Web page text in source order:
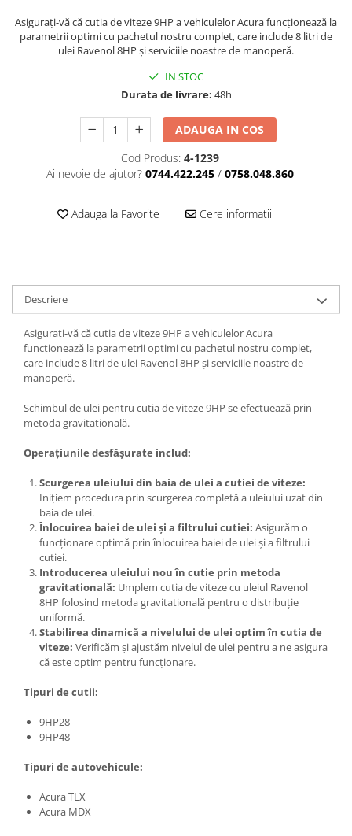
Asigurați-vă că cutia de viteze 9HP a vehiculelor Acura funcționează la
parametrii optimi cu pachetul nostru complet, care include 8 litri de
ulei Ravenol 8HP și serviciile noastre de manoperă.
IN STOC
Durata de livrare: 48h
ADAUGA IN COS
Cod Produs: 4-1239
Ai nevoie de ajutor? 0744.422.245 / 0758.048.860
Adauga la Favorite Cere informatii
Descriere
Asigurați-vă că cutia de viteze 9HP a vehiculelor Acura
funcționează la parametrii optimi cu pachetul nostru complet,
care include 8 litri de ulei Ravenol 8HP și serviciile noastre de
manoperă.
Schimbul de ulei pentru cutia de viteze 9HP se efectuează prin
metoda gravitatională.
Operațiunile desfășurate includ:
Scurgerea uleiului din baia de ulei a cutiei de viteze:
Inițiem procedura prin scurgerea completă a uleiului uzat din
baia de ulei.
Înlocuirea baiei de ulei și a filtrului cutiei: Asigurăm o
funcționare optimă prin înlocuirea baiei de ulei și a filtrului
cutiei.
Introducerea uleiului nou în cutie prin metoda
gravitatională: Umplem cutia de viteze cu uleiul Ravenol
8HP folosind metoda gravitatională pentru o distribuție
uniformă.
Stabilirea dinamică a nivelului de ulei optim în cutia de
viteze: Verificăm și ajustăm nivelul de ulei pentru a ne asigura
că este optim pentru funcționare.
Tipuri de cutii:
9HP28
9HP48
Tipuri de autovehicule:
Acura TLX
Acura MDX